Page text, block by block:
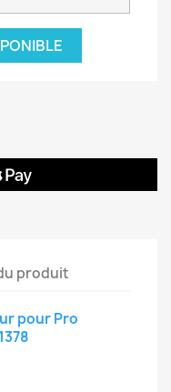
produit
pour Pro